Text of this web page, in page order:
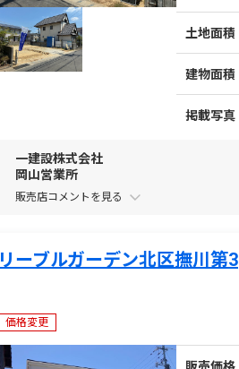
土地面積
建物面積
掲載写真
一建設株式会社
岡山営業所
販売店コメントを
リーブルガーデン北区撫川第3
価格変更
販売価格